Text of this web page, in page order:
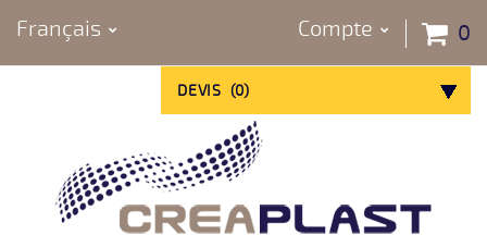
Français 0
Compte
DEVIS (0)